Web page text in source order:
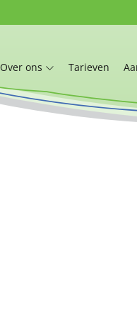
Over ons Tarieven